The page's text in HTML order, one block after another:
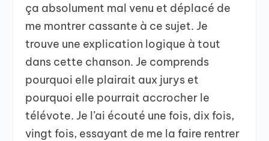
ça absolument mal venu et déplacé de
me montrer cassante à ce sujet. Je
trouve une explication logique à tout
dans cette chanson. Je comprends
pourquoi elle plairait aux jurys et
pourquoi elle pourrait accrocher le
télévote. Je l’ai écouté une fois, dix fois,
vingt fois, essayant de me la faire rentrer